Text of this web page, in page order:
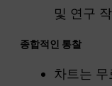
및 연구
종합적인 통찰
차트는